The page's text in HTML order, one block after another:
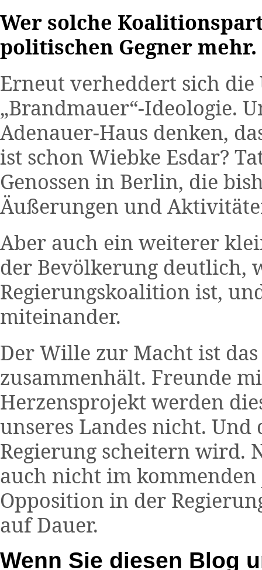
Wer solche
politischen Gegner mehr.
Erneut verheddert sich
„Brandmauer“-Ideologie.
Adenauer-Haus denken,
ist schon Wiebke Esdar?
Genossen in Berlin, die
Äußerungen und
Aber auch ein weiterer
der Bevölkerung deutlich,
Regierungskoalition ist,
miteinander.
Der Wille zur Macht ist
zusammenhält. Freunde
Herzensprojekt werden
unseres Landes nicht. Und
Regierung scheitern wird.
auch nicht im kommenden
Opposition in der
auf Dauer.
Wenn Sie diesen Blog